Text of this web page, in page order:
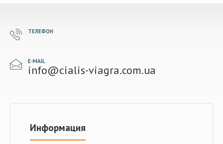
ТЕЛЕФОН
E-MAIL
info@cialis-viagra.com.ua
Информация